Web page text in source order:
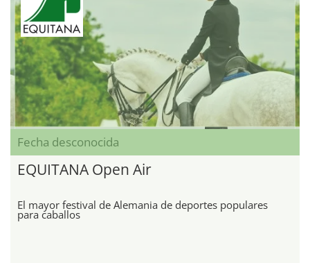
Fecha desconocida
EQUITANA Open Air
El mayor festival de Alemania de deportes populares
para caballos